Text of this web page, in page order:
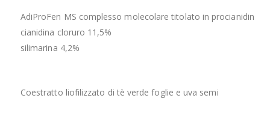
AdiProFen MS complesso molecolare titolato in procianidine
cianidina cloruro 11,5%
silimarina 4,2%
Coestratto liofilizzato di tè verde foglie e uva semi